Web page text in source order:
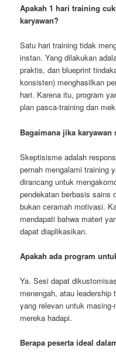
Apakah 1 hari training
karyawan?
Satu hari training tidak
instan. Yang dilakukan
praktis, dan blueprint
konsisten) menghasilkan
hari. Karena itu, program
plan pasca-training dan
Bagaimana jika
Skeptisisme adalah
pernah mengalami training
dirancang untuk
pendekatan berbasis sains
bukan ceramah motivasi.
mendapati bahwa materi
dapat diaplikasikan.
Apakah ada program
Ya. Sesi dapat
menengah, atau
yang relevan untuk
mereka hadapi.
Berapa peserta ideal